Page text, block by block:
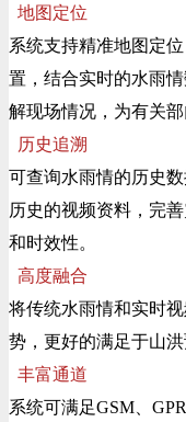
地图定位
系统支持精准地图定
置，结合实时的水雨
解现场情况，为有关
历史追溯
可查询水雨情的历史
历史的视频资料，完
和时效性。
高度融合
将传统水雨情和实时
势，更好的满足于山洪
丰富通道
系统可满足GSM、